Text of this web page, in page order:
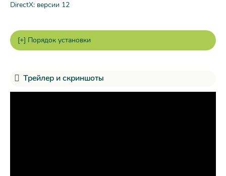
DirectX: версии 12
Трейлер и скриншоты